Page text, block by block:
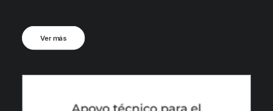
Ver más